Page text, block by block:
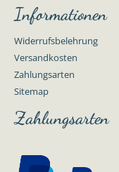
Informationen
Widerrufsbelehrung
Versandkosten
Zahlungsarten
Sitemap
Zahlungsarten